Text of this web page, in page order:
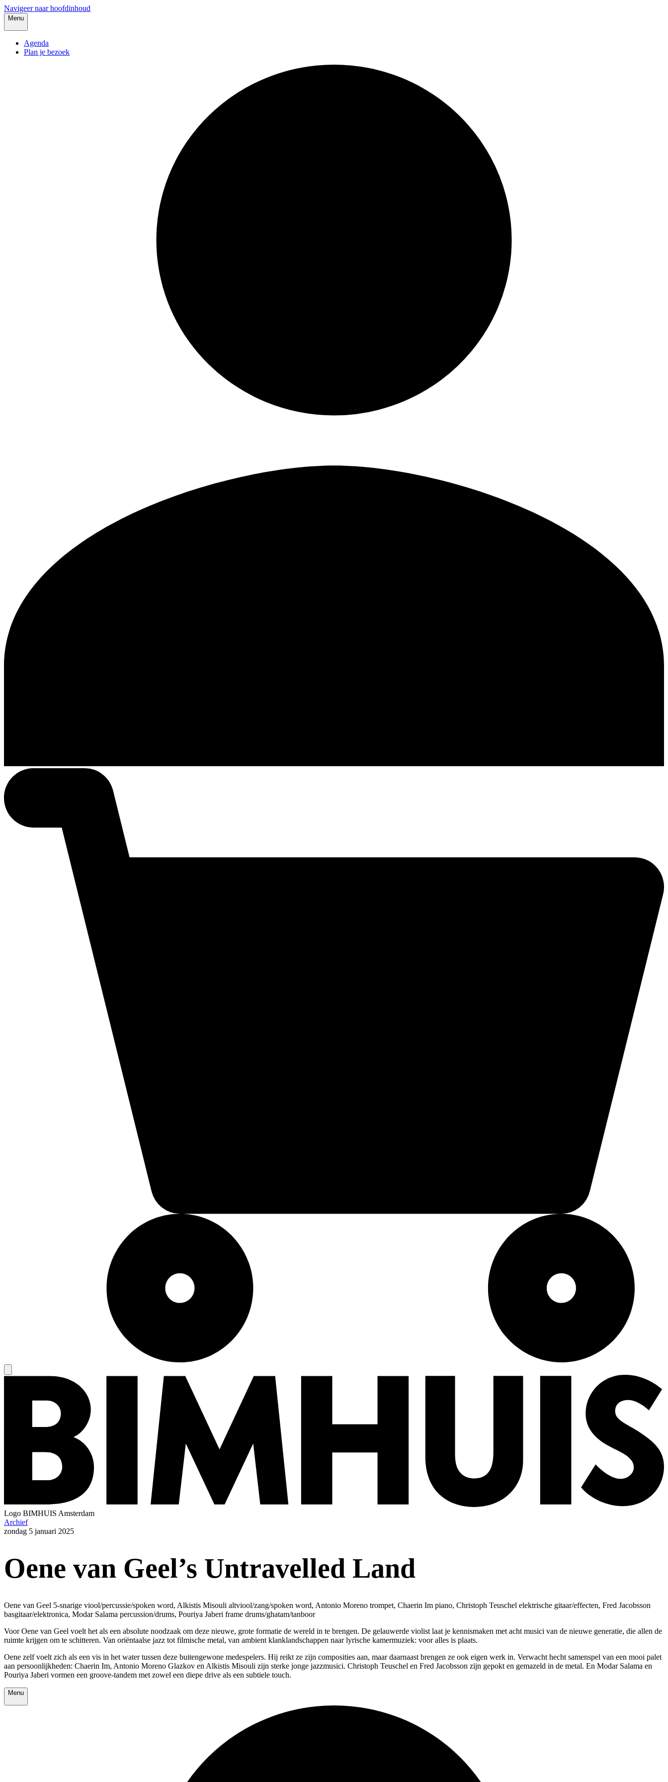
Navigeer naar hoofdinhoud
Menu
Agenda
Plan je bezoek
Logo BIMHUIS Amsterdam
Archief
zondag 5 januari 2025
Oene van Geel’s Untravelled Land
Oene van Geel 5-snarige viool/percussie/spoken word, Alkistis Misouli altviool/zang/spoken word, Antonio Moreno trompet, Chaerin Im piano, Christoph Teuschel elektrische gitaar/effecten, Fred Jacobsson
basgitaar/elektronica, Modar Salama percussion/drums, Pouriya Jaberi frame drums/ghatam/tanboor
Voor Oene van Geel voelt het als een absolute noodzaak om deze nieuwe, grote formatie de wereld in te brengen. De gelauwerde violist laat je kennismaken met acht musici van de nieuwe generatie, die allen de
ruimte krijgen om te schitteren. Van oriëntaalse jazz tot filmische metal, van ambient klanklandschappen naar lyrische kamermuziek: voor alles is plaats.
Oene zelf voelt zich als een vis in het water tussen deze buitengewone medespelers. Hij reikt ze zijn composities aan, maar daarnaast brengen ze ook eigen werk in. Verwacht hecht samenspel van een mooi palet
aan persoonlijkheden: Chaerin Im, Antonio Moreno Glazkov en Alkistis Misouli zijn sterke jonge jazzmusici. Christoph Teuschel en Fred Jacobsson zijn gepokt en gemazeld in de metal. En Modar Salama en
Pouriya Jaberi vormen een groove-tandem met zowel een diepe drive als een subtiele touch.
Menu